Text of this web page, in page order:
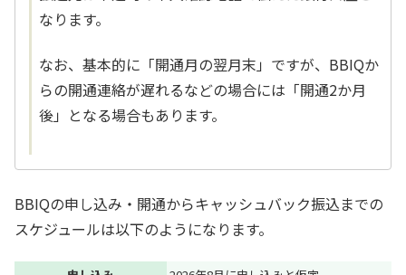
なります。
なお、基本的に「開通月の翌月末」ですが、BBIQか
らの開通連絡が遅れるなどの場合には「開通2か月
後」となる場合もあります。
BBIQの申し込み・開通からキャッシュバック振込までの
スケジュールは以下のようになります。